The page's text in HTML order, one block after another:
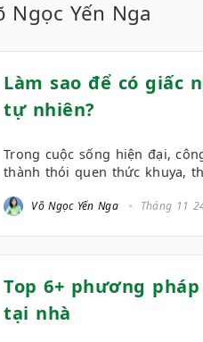
Ngọc Yến Nga
Làm sao để có giấc
tự nhiên?
Trong cuộc sống hiện đại,
thành thói quen thức khuya,
Võ Ngọc Yến Nga Tháng 11
Top 6+ phương
tại nhà